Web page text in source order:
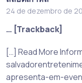
24 de dezembro de
… [Trackback]
[…] Read More
apresenta-em-